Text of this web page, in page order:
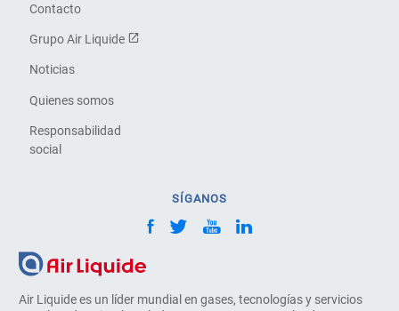
Air Liquide es un líder mundial en gases, tecnologías y servicios
Contacto
Grupo Air Liquide
Noticias
Quienes somos
Responsabilidad
social
SÍGANOS